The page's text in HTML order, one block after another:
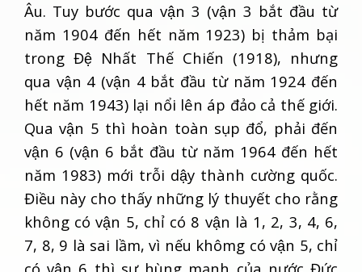
Âu. Tuy bước qua vận 3 (vận 3 bắt đầu từ
năm 1904 đến hết năm 1923) bị thảm bại
trong Đệ Nhất Thế Chiến (1918), nhưng
qua vận 4 (vận 4 bắt đầu từ năm 1924 đến
hết năm 1943) lại nổi lên áp đảo cả thế giới.
Qua vận 5 thì hoàn toàn sụp đổ, phải đến
vận 6 (vận 6 bắt đầu từ năm 1964 đến hết
năm 1983) mới trỗi dậy thành cường quốc.
Điều này cho thấy những lý thuyết cho rằng
không có vận 5, chỉ có 8 vận là 1, 2, 3, 4, 6,
7, 8, 9 là sai lầm, vì nếu khômg có vận 5, chỉ